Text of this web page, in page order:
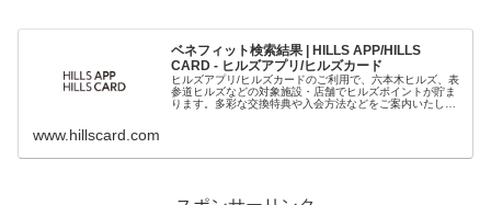
ベネフィット検索結果 | HILLS APP/HILLS
CARD - ヒルズアプリ/ヒルズカード
ヒルズアプリ/ヒルズカードのご利用で、六本木ヒルズ、表
参道ヒルズなどの対象施設・店舗でヒルズポイントが貯ま
ります。多彩な交換特典や入会方法などをご案内いたしま
www.hillscard.com